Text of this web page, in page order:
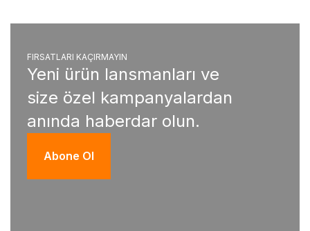
FIRSATLARI KAÇIRMAYIN
Yeni ürün lansmanları ve
size özel kampanyalardan
anında haberdar olun.
Abone Ol